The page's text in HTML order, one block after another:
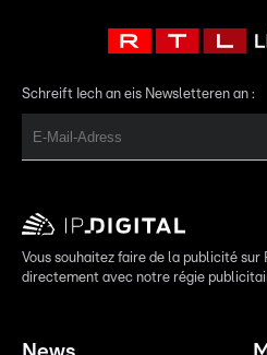
Schreift Iech an eis Newsletteren an :
Vous souhaitez faire de la publicité sur
directement avec notre régie